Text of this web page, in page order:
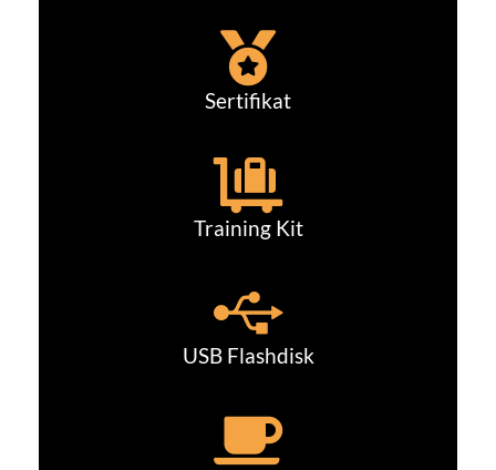
Sertifikat
Training Kit
USB Flashdisk